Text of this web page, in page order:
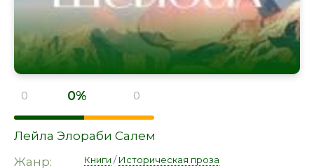
0 0% 0
Лейла Элораби Салем
Жанр:
Книги /Историческая проза